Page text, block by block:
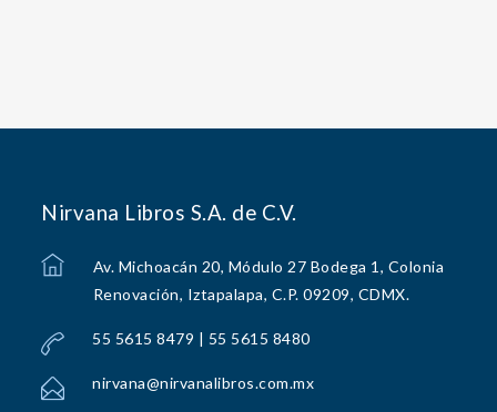
Nirvana Libros S.A. de C.V.
Av. Michoacán 20, Módulo 27 Bodega 1, Colonia
Renovación, Iztapalapa, C.P. 09209, CDMX.
55 5615 8479 | 55 5615 8480
nirvana@nirvanalibros.com.mx